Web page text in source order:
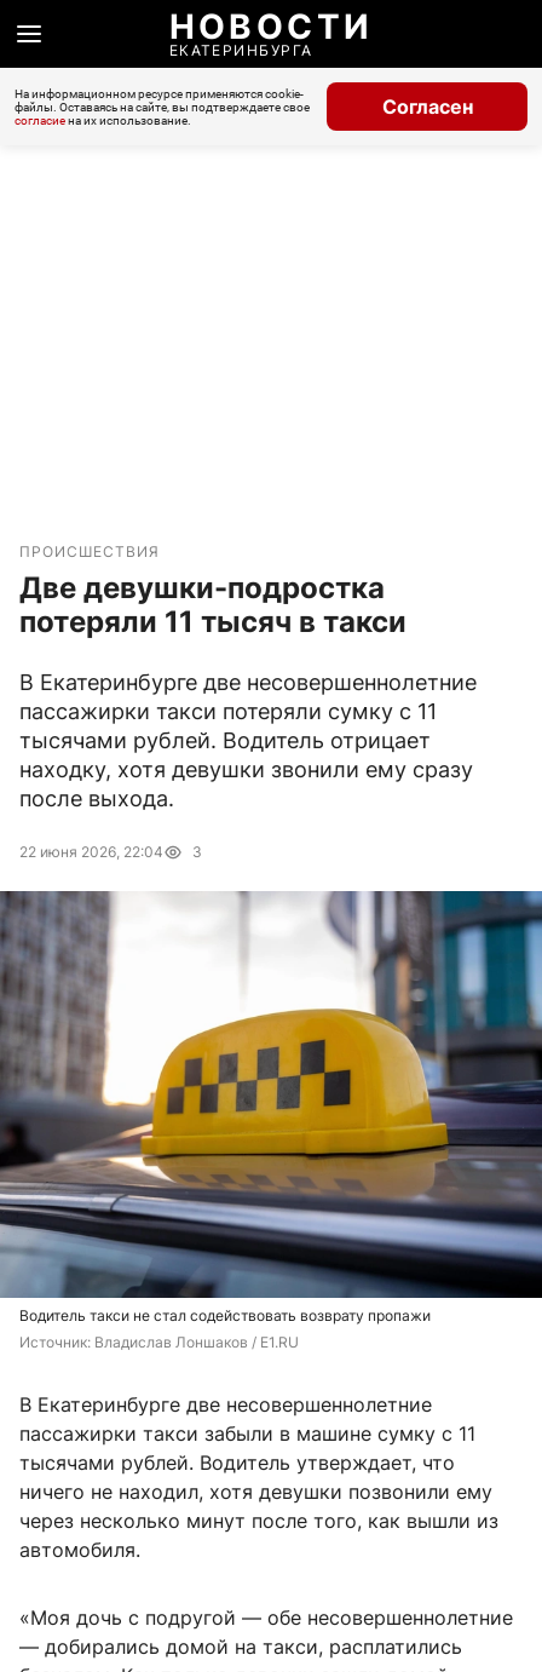
НОВОСТИ
ЕКАТЕРИНБУРГА
На информационном ресурсе применяются cookie-
файлы. Оставаясь на сайте, вы подтверждаете свое
согласиена их использование.
Согласен
ПРОИСШЕСТВИЯ
Две девушки-подростка
потеряли 11 тысяч в такси
В Екатеринбурге две несовершеннолетние
пассажирки такси потеряли сумку с 11
тысячами рублей. Водитель отрицает
находку, хотя девушки звонили ему сразу
после выхода.
22 июня 2026, 22:04 3
Водитель такси не стал содействовать возврату пропажи
Источник: Владислав Лоншаков / E1.RU
В Екатеринбурге две несовершеннолетние
пассажирки такси забыли в машине сумку с 11
тысячами рублей. Водитель утверждает, что
ничего не находил, хотя девушки позвонили ему
через несколько минут после того, как вышли из
автомобиля.
«Моя дочь с подругой — обе несовершеннолетние
— добирались домой на такси, расплатились